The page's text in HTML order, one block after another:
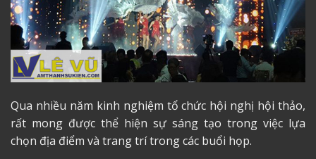
Qua nhiều năm kinh nghiệm tổ chức hội nghị hội thảo,
rất mong được thể hiện sự sáng tạo trong việc lựa
chọn địa điểm và trang trí trong các buổi họp.